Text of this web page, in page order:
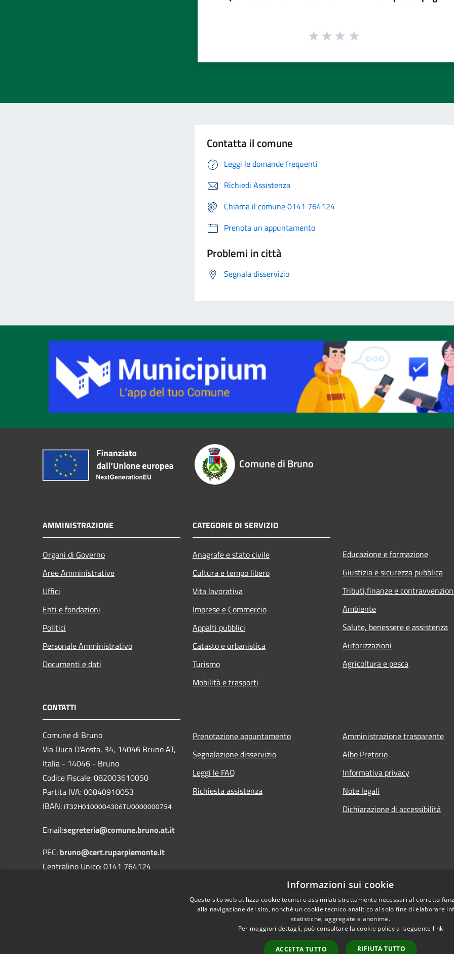
Contatta il comune
Leggi le domande frequenti
Richiedi Assistenza
Chiama il comune 0141 764124
Prenota un appuntamento
Problemi in città
Segnala disservizio
Comune di Bruno
AMMINISTRAZIONE
Organi di Governo
Aree Amministrative
Uffici
Enti e fondazioni
Politici
Personale Amministrativo
Documenti e dati
CATEGORIE DI SERVIZIO
Anagrafe e stato civile
Cultura e tempo libero
Vita lavorativa
Imprese e Commercio
Appalti pubblici
Catasto e urbanistica
Turismo
Mobilità e trasporti
Educazione e formazione
Giustizia e sicurezza pubblica
Tributi,finanze e
Ambiente
Salute, benessere e assistenza
Autorizzazioni
Agricoltura e pesca
CONTATTI
Comune di Bruno
Via Duca D'Aosta, 34, 14046 Bruno AT,
Italia - 14046 - Bruno
Codice Fiscale: 082003610050
Partita IVA: 00840910053
IBAN: IT32H0100004306TU0000000754
Email:segreteria@comune.bruno.at.it
PEC: bruno@cert.ruparpiemonte.it
Centralino Unico: 0141 764124
Prenotazione appuntamento
Segnalazione disservizio
Leggi le FAQ
Richiesta assistenza
Amministrazione trasparente
Albo Pretorio
Informativa privacy
Note legali
Dichiarazione di accessibilità
Mappa del sito
Informazioni sui cookie
Questo sito web utilizza cookie tecnici e assimilati strettamente necessari al corretto
alla navigazione del sito, nonché un cookie tecnico analitico al solo fine di elaborare
statistiche, aggregate e anonime.
Per maggiori dettagli, può consultare la cookie policy al seguente link
ACCETTA TUTTO RIFIUTA TUTTO